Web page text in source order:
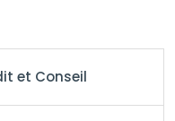
et Conseil